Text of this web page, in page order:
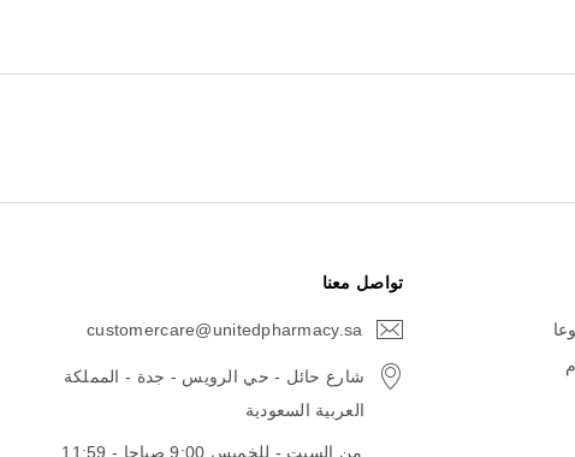
تواصل معنا
customercare@unitedpharmacy.sa
شارع حائل - حي الرويس - جدة - المملكة
العربية السعودية
من السبت - للخميس 9:00 صباحا - 11:59